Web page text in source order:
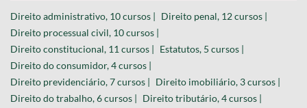
Direito administrativo, 10 cursos | Direito penal, 12 cursos |
Direito processual civil, 10 cursos |
Direito constitucional, 11 cursos | Estatutos, 5 cursos |
Direito do consumidor, 4 cursos |
Direito previdenciário, 7 cursos | Direito imobiliário, 3 cursos |
Direito do trabalho, 6 cursos | Direito tributário, 4 cursos |